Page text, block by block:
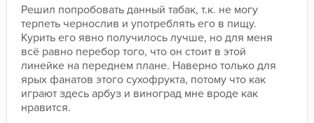
Решил попробовать данный табак, т.к. не могу
терпеть чернослив и употреблять его в пищу.
Курить его явно получилось лучше, но для меня
всё равно перебор того, что он стоит в этой
линейке на переднем плане. Наверно только для
ярых фанатов этого сухофрукта, потому что как
играют здесь арбуз и виноград мне вроде как
нравится.